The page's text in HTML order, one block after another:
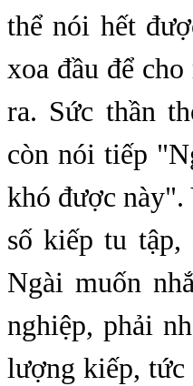
thể nói hết
xoa đầu để
ra. Sức thần
còn nói tiếp
khó được
số kiếp tu
Ngài muốn
nghiệp, phải
lượng kiếp,